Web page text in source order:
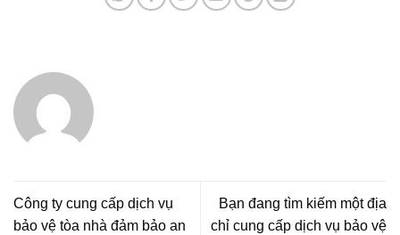
Công ty cung cấp dịch vụ
bảo vệ tòa nhà đảm bảo an
Bạn đang tìm kiếm một địa
chỉ cung cấp dịch vụ bảo vệ